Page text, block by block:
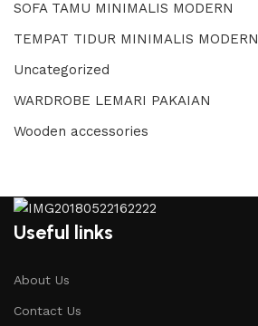
SOFA TAMU MINIMALIS MODERN
TEMPAT TIDUR MINIMALIS MODERN
Uncategorized
WARDROBE LEMARI PAKAIAN
Wooden accessories
Useful links
About Us
Contact Us